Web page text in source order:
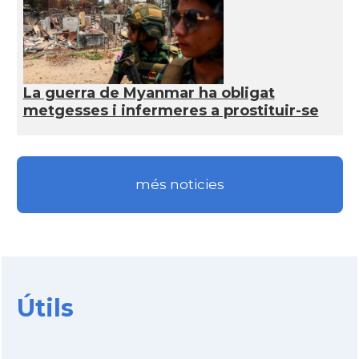
La guerra de Myanmar ha obligat
metgesses i infermeres a prostituir-se
més noticies
Útils